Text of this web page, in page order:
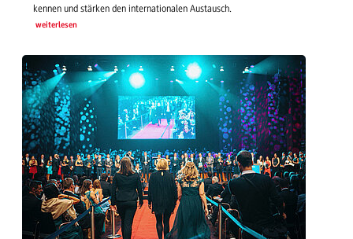
kennen und stärken den internationalen Austausch.
weiterlesen